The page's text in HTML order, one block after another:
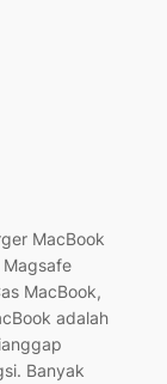
MacBook
Magsafe
MacBook,
adalah
Banyak